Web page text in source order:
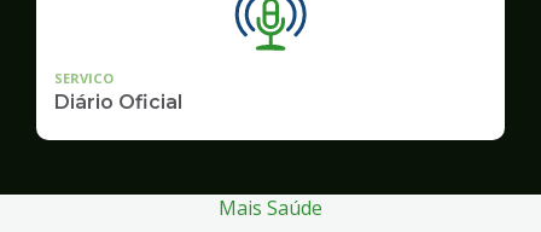
SERVICO
Diário Oficial
Mais Saúde